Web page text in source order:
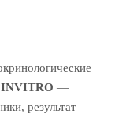
INVITRO —
результат